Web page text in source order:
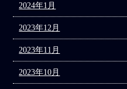
2024年1月
2023年12月
2023年11月
2023年10月